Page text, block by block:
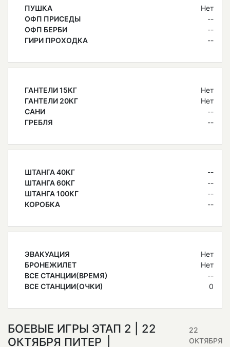
ПУШКА
Нет
ОФП ПРИСЕДЫ
--
ОФП БЕРБИ
--
ГИРИ ПРОХОДКА
--
ГАНТЕЛИ 15КГ
Нет
ГАНТЕЛИ 20КГ
Нет
САНИ
--
ГРЕБЛЯ
--
ШТАНГА 40КГ
--
ШТАНГА 60КГ
--
ШТАНГА 100КГ
--
КОРОБКА
--
ЭВАКУАЦИЯ
Нет
БРОНЕЖИЛЕТ
Нет
ВСЕ СТАНЦИИ(ВРЕМЯ)
--
ВСЕ СТАНЦИИ(ОЧКИ)
0
БОЕВЫЕ ИГРЫ ЭТАП 2 | 22
ОКТЯБРЯ ПИТЕР
22
ОКТЯБРЯ